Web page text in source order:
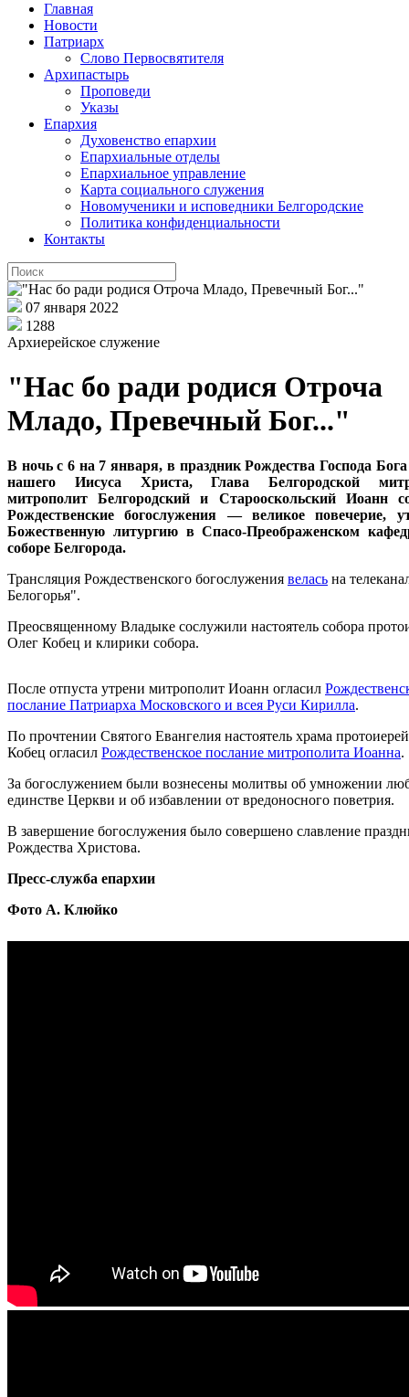
Главная
Новости
Патриарх
Слово Первосвятителя
Архипастырь
Проповеди
Указы
Епархия
Духовенство епархии
Епархиальные отделы
Епархиальное управление
Карта социального служения
Новомученики и исповедники Белгородские
Политика конфиденциальности
Контакты
07 января 2022
1288
Архиерейское служение
"Нас бо ради родися Отроча
Младо, Превечный Бог..."
В ночь с 6 на 7 января, в праздник Рождества Господа
нашего Иисуса Христа, Глава Белгородской
митрополит Белгородский и Старооскольский Иоанн
Рождественские богослужения — великое повечерие,
Божественную литургию в Спасо-Преображенском
соборе Белгорода.
Трансляция Рождественского богослужения велась на
Белогорья".
Преосвященному Владыке сослужили настоятель собора
Олег Кобец и клирики собора.
После отпуста утрени митрополит Иоанн огласил
послание Патриарха Московского и всея Руси Кирилла.
По прочтении Святого Евангелия настоятель храма
Кобец огласил Рождественское послание митрополита Иоанна.
За богослужением были вознесены молитвы об умножении
единстве Церкви и об избавлении от вредоносного поветрия.
В завершение богослужения было совершено славление
Рождества Христова.
Пресс-служба епархии
Фото А. Клюйко